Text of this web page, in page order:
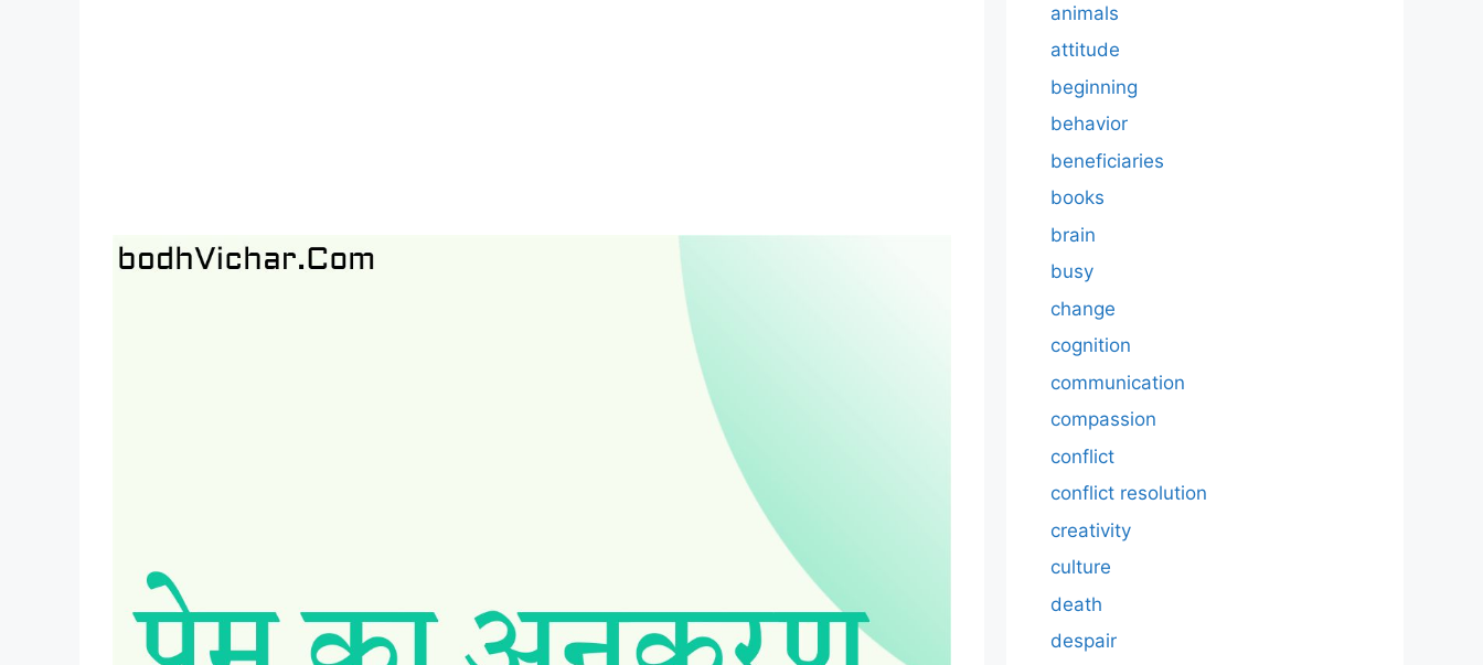
animals
attitude
beginning
behavior
beneficiaries
books
brain
busy
change
cognition
communication
compassion
conflict
conflict resolution
creativity
culture
death
despair